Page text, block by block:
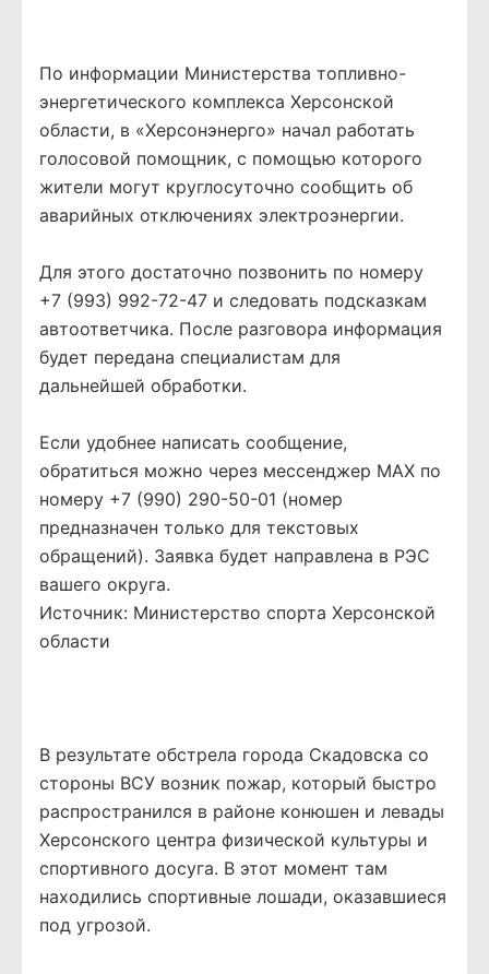
По информации Министерства топливно-
энергетического комплекса Херсонской
области, в «Херсонэнерго» начал работать
голосовой помощник, с помощью которого
жители могут круглосуточно сообщить об
аварийных отключениях электроэнергии.
Для этого достаточно позвонить по номеру
+7 (993) 992-72-47 и следовать подсказкам
автоответчика. После разговора информация
будет передана специалистам для
дальнейшей обработки.
Если удобнее написать сообщение,
обратиться можно через мессенджер МАХ по
номеру +7 (990) 290-50-01 (номер
предназначен только для текстовых
обращений). Заявка будет направлена в РЭС
вашего округа.
Источник: Министерство спорта Херсонской
области
В результате обстрела города Скадовска со
стороны ВСУ возник пожар, который быстро
распространился в районе конюшен и левады
Херсонского центра физической культуры и
спортивного досуга. В этот момент там
находились спортивные лошади, оказавшиеся
под угрозой.